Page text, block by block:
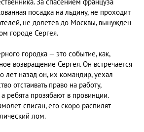
За спасением француза
посадка на льдину, не проходит
не долетев до Москвы, вынужден
городе Сергея.
городка — это событие, как,
возвращение Сергея. Он встречается
лет назад он, их командир, уехал
отстаивать право на работу,
ребята прозябают в провинции.
списан, его скоро распилят
лом.